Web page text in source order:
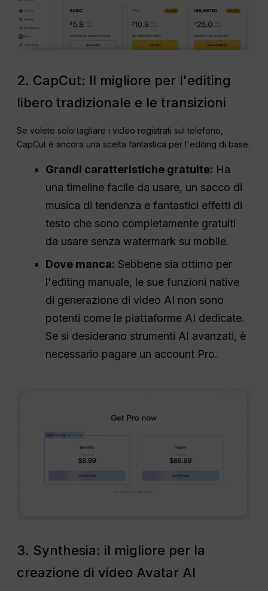
2. CapCut: Il migliore per l'editing
libero tradizionale e le transizioni
Se volete solo tagliare i video registrati sul telefono,
CapCut è ancora una scelta fantastica per l'editing di base.
Grandi caratteristiche gratuite: Ha
una timeline facile da usare, un sacco di
musica di tendenza e fantastici effetti di
testo che sono completamente gratuiti
da usare senza watermark su mobile.
Dove manca: Sebbene sia ottimo per
l'editing manuale, le sue funzioni native
di generazione di video AI non sono
potenti come le piattaforme AI dedicate.
Se si desiderano strumenti AI avanzati, è
necessario pagare un account Pro.
3. Synthesia: il migliore per la
creazione di video Avatar AI